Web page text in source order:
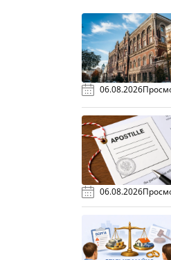
06.08.2026
06.08.2026